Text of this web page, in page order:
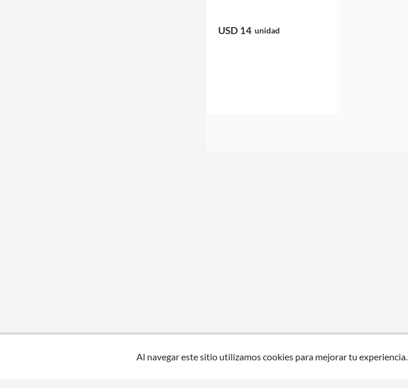
USD 14 unidad
Al navegar este sitio utilizamos cookies para mejorar tu experiencia.